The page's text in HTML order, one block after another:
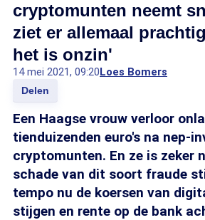
cryptomunten neemt
ziet er allemaal
het is onzin'
14 mei 2021, 09:20Loes Bomers
Delen
Een Haagse vrouw verloor
tienduizenden euro's na nep-
cryptomunten. En ze is zeker
schade van dit soort fraude
tempo nu de koersen van
stijgen en rente op de bank